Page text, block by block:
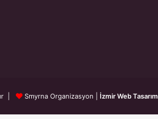
| Smyrna Organizasyon İzmir Web Tasarım